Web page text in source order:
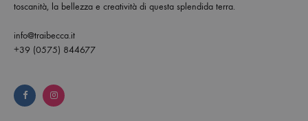
toscanità, la bellezza e creatività di questa splendida terra.
info@traibecca.it
+39 (0575) 844677